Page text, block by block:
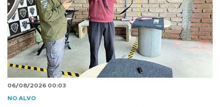
06/08/2026 00:03
NO ALVO